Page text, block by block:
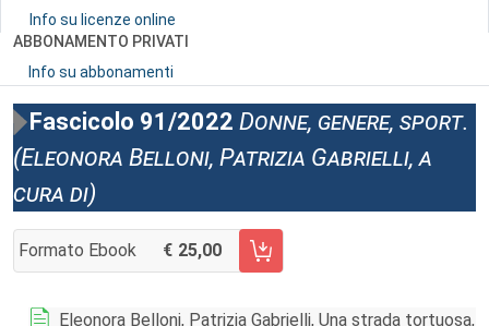
Info su licenze online
ABBONAMENTO PRIVATI
Info su abbonamenti
Fascicolo 91/2022 Donne, genere, sport.
(Eleonora Belloni, Patrizia Gabrielli, a
cura di)
Formato Ebook 25,00
AGGIUNGI AL CARRELLO FASCICOLO 91/2022
Eleonora Belloni, Patrizia Gabrielli, Una strada tortuosa,